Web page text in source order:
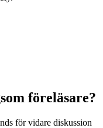
föreläsare?
för vidare diskussion